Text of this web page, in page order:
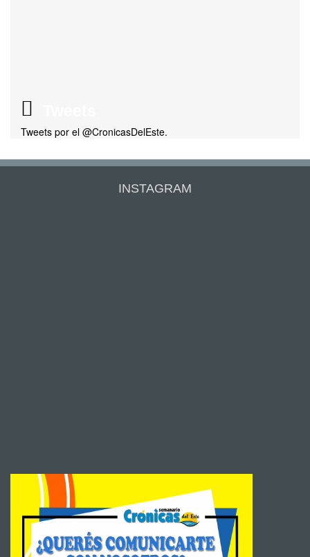
Tweets por el @CronicasDelEste.
INSTAGRAM